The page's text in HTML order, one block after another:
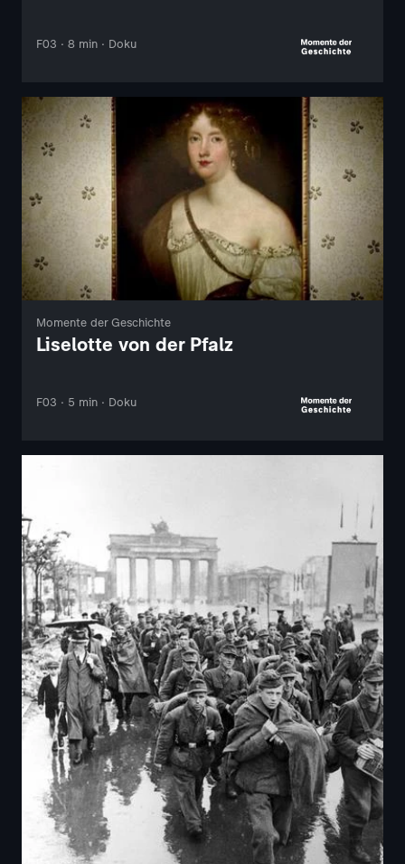
F03 · 8 min · Doku
Momente der Geschichte
Liselotte von der Pfalz
F03 · 5 min · Doku